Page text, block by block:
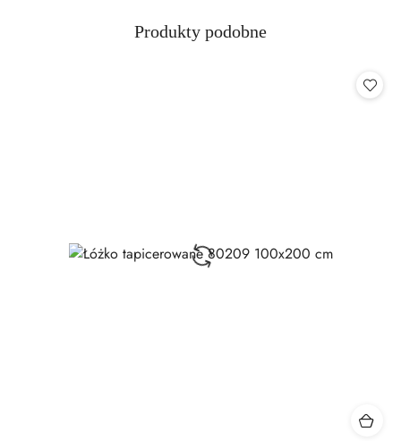
Pomiń karuzelę produktów
Produkty
Produkty podobne